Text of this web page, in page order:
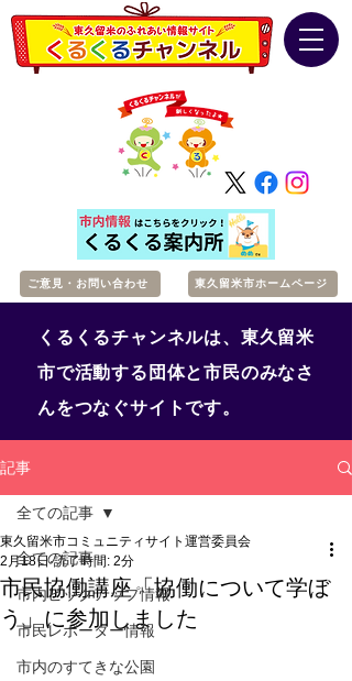
ご意見・お問い合わせ 東久留米市ホームページ
くるくるチャンネルは、東久留米
市で活動する団体と市民のみなさ
んをつなぐサイトです。
記事
全ての記事
市内ピックアップ情報
市民レポーター情報
市内のすてきな公園
全ての記事
市民協働講座「協働について学ぼ
う」に参加しました
東久留米市コミュニティサイト運営委員会
2月18日 読了時間: 2分